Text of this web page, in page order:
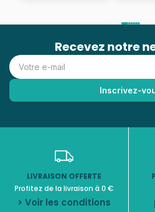
Recevez notre
LIVRAISON OFFERTE
Profitez de la livraison à 0 €
> Voir les conditions